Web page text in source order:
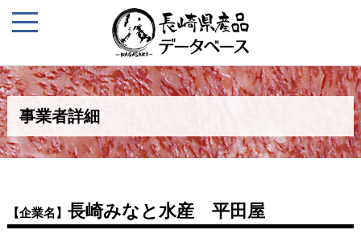
事業者詳細
【企業名】 長崎みなと水産 平田屋